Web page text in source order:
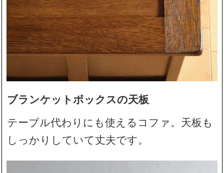
ブランケットボックスの天板
テーブル代わりにも使えるコファ。天板も
しっかりしていて丈夫です。